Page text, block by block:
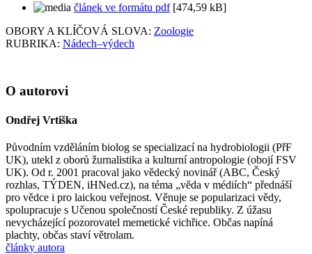
článek ve formátu pdf[474,59 kB]
OBORY A KLÍČOVÁ SLOVA: Zoologie
RUBRIKA: Nádech–výdech
O autorovi
Ondřej Vrtiška
Původním vzděláním biolog se specializací na hydrobiologii (PřF
UK), utekl z oborů žurnalistika a kulturní antropologie (obojí FSV
UK). Od r. 2001 pracoval jako vědecký novinář (ABC, Český
rozhlas, TÝDEN, iHNed.cz), na téma „věda v médiích“ přednáší
pro vědce i pro laickou veřejnost. Věnuje se popularizaci vědy,
spolupracuje s Učenou společností České republiky. Z úžasu
nevycházející pozorovatel memetické vichřice. Občas napíná
plachty, občas staví větrolam.
články autora